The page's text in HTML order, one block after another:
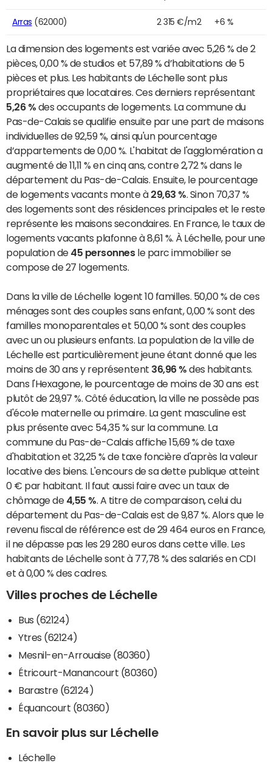
Arras (62000) 2 315 €/m2 +6 %
La dimension des logements est variée avec 5,26 % de 2
pièces, 0,00 % de studios et 57,89 % d’habitations de 5
pièces et plus. Les habitants de Léchelle sont plus
propriétaires que locataires. Ces derniers représentant
5,26 % des occupants de logements. La commune du
Pas-de-Calais se qualifie ensuite par une part de maisons
individuelles de 92,59 %, ainsi qu'un pourcentage
d’appartements de 0,00 %. L'habitat de l'agglomération a
augmenté de 11,11 % en cinq ans, contre 2,72 % dans le
département du Pas-de-Calais. Ensuite, le pourcentage
de logements vacants monte à 29,63 % . Sinon 70,37 %
des logements sont des résidences principales et le reste
représente les maisons secondaires. En France, le taux de
logements vacants plafonne à 8,61 %. À Léchelle, pour une
population de 45 personnesle parc immobilier se
compose de 27 logements.
Dans la ville de Léchelle logent 10 familles. 50,00 % de ces
ménages sont des couples sans enfant, 0,00 % sont des
familles monoparentales et 50,00 % sont des couples
avec un ou plusieurs enfants. La population de la ville de
Léchelle est particulièrement jeune étant donné que les
moins de 30 ans y représentent 36,96 % des habitants.
Dans l'Hexagone, le pourcentage de moins de 30 ans est
plutôt de 29,97 %. Côté éducation, la ville ne possède pas
d'école maternelle ou primaire. La gent masculine est
plus présente avec 54,35 % sur la commune. La
commune du Pas-de-Calais affiche 15,69 % de taxe
d'habitation et 32,25 % de taxe foncière d'après la valeur
locative des biens. L'encours de sa dette publique atteint
0 € par habitant. Il faut aussi faire avec un taux de
chômage de 4,55 % . A titre de comparaison, celui du
département du Pas-de-Calais est de 9,87 %. Alors que le
revenu fiscal de référence est de 29 464 euros en France,
il ne dépasse pas les 29 280 euros dans cette ville. Les
habitants de Léchelle sont à 77,78 % des salariés en CDI
et à 0,00 % des cadres.
Villes proches de Léchelle
Bus (62124)
Ytres (62124)
Mesnil-en-Arrouaise (80360)
Étricourt-Manancourt (80360)
Barastre (62124)
Équancourt (80360)
En savoir plus sur Léchelle
Léchelle